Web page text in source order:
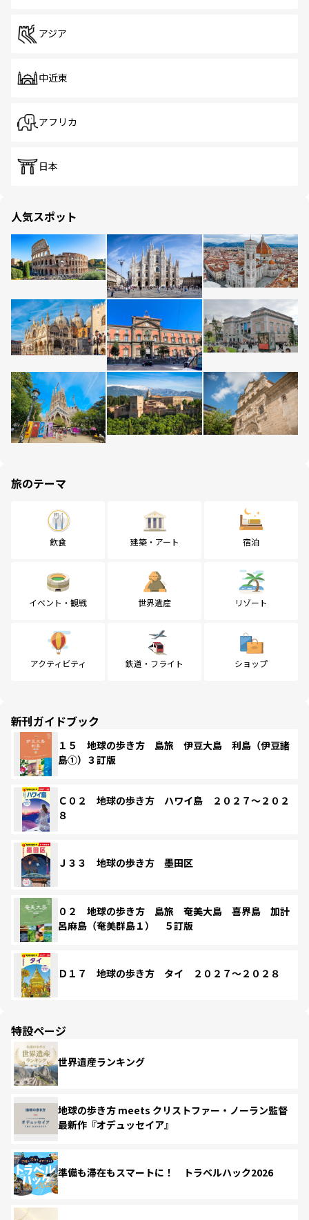
アジア
中近東
アフリカ
日本
人気スポット
旅のテーマ
飲食 建築・アート 宿泊
イベント・観戦 世界遺産 リゾート
アクティビティ 鉄道・フライト ショップ
新刊ガイドブック
１５ 地球の歩き方 島旅 伊豆大島 利島（伊豆諸
島①）３訂版
Ｃ０２ 地球の歩き方 ハワイ島 ２０２７～２０２
８
Ｊ３３ 地球の歩き方 墨田区
０２ 地球の歩き方 島旅 奄美大島 喜界島 加計
呂麻島（奄美群島１） ５訂版
Ｄ１７ 地球の歩き方 タイ ２０２７～２０２８
特設ページ
世界遺産ランキング
地球の歩き方 meets クリストファー・ノーラン監督
最新作『オデュッセイア』
準備も滞在もスマートに！ トラベルハック2026